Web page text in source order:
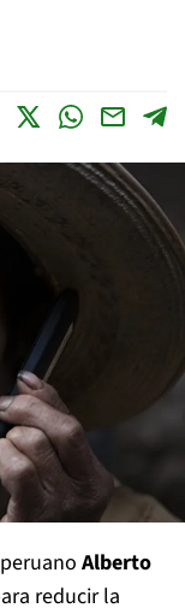
Alberto
reducir la